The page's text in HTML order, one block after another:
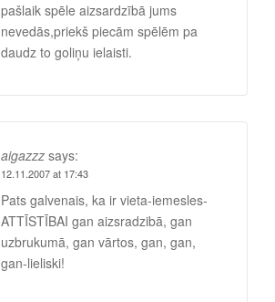
pašlaik spēle aizsardzībā jums
nevedās,priekš piecām spēlēm pa
daudz to goliņu ielaisti.
aigazzz says:
12.11.2007 at 17:43
Pats galvenais, ka ir vieta-iemesles-
ATTĪSTĪBAI gan aizsradzibā, gan
uzbrukumā, gan vārtos, gan, gan,
gan-lieliski!